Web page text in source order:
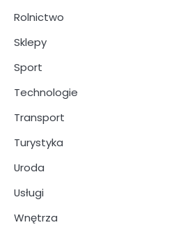
Rolnictwo
Sklepy
Sport
Technologie
Transport
Turystyka
Uroda
Usługi
Wnętrza